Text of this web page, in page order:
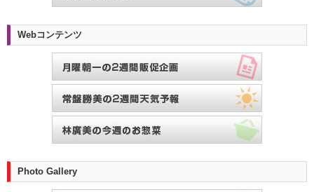
Webコンテンツ
Photo Gallery